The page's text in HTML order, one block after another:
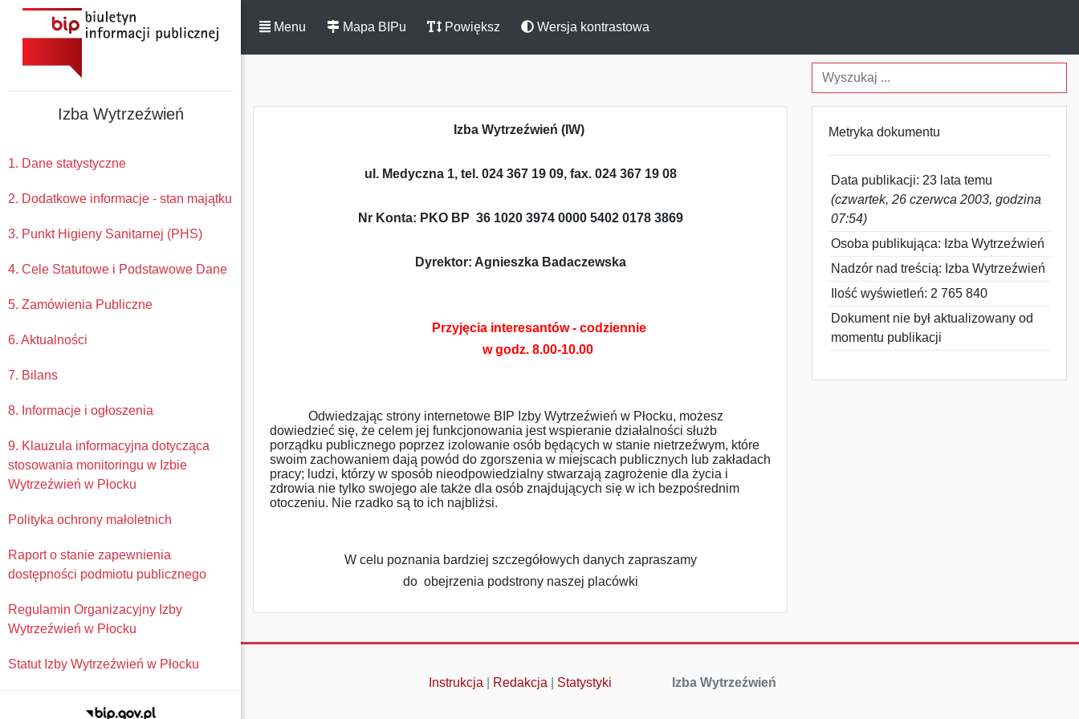
Izba Wytrzeźwień
1. Dane statystyczne
2. Dodatkowe informacje - stan majątku
3. Punkt Higieny Sanitarnej (PHS)
4. Cele Statutowe i Podstawowe Dane
5. Zamówienia Publiczne
6. Aktualności
7. Bilans
8. Informacje i ogłoszenia
9. Klauzula informacyjna dotycząca
stosowania monitoringu w Izbie
Wytrzeźwień w Płocku
Polityka ochrony małoletnich
Raport o stanie zapewnienia
dostępności podmiotu publicznego
Regulamin Organizacyjny Izby
Wytrzeźwień w Płocku
Statut Izby Wytrzeźwień w Płocku
Menu Mapa BIPu Powiększ Wersja kontrastowa
Izba Wytrzeźwień (IW)
ul. Medyczna 1, tel. 024 367 19 09, fax. 024 367 19 08
Nr Konta: PKO BP 36 1020 3974 0000 5402 0178 3869
Dyrektor: Agnieszka Badaczewska
Przyjęcia interesantów - codziennie
w godz. 8.00-10.00
Odwiedzając strony internetowe BIP Izby Wytrzeźwień w Płocku, możesz
dowiedzieć się, że celem jej funkcjonowania jest wspieranie działalności służb
porządku publicznego poprzez izolowanie osób będących w stanie nietrzeźwym, które
swoim zachowaniem dają powód do zgorszenia w miejscach publicznych lub zakładach
pracy; ludzi, którzy w sposób nieodpowiedzialny stwarzają zagrożenie dla życia i
zdrowia nie tylko swojego ale także dla osób znajdujących się w ich bezpośrednim
otoczeniu. Nie rzadko są to ich najbliżsi.
W celu poznania bardziej szczegółowych danych zapraszamy
do obejrzenia podstrony naszej placówki
Metryka dokumentu
Data publikacji: 23 lata temu
(czwartek, 26 czerwca 2003, godzina
07:54)
Osoba publikująca: Izba Wytrzeźwień
Nadzór nad treścią: Izba Wytrzeźwień
Ilość wyświetleń: 2 765 840
Dokument nie był aktualizowany od
momentu publikacji
Instrukcja Redakcja Statystyki Izba Wytrzeźwień